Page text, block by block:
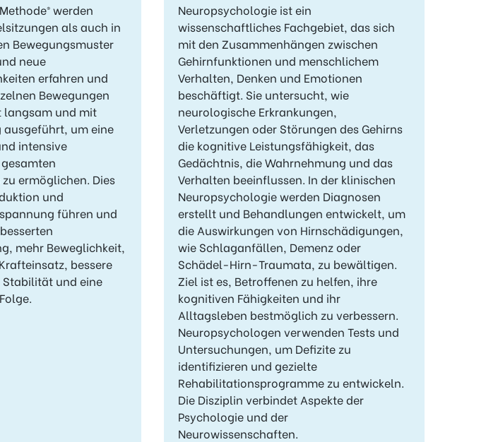
werden
als auch in
Bewegungsmuster
neue
erfahren und
Bewegungen
langsam und mit
um eine
intensive
ermöglichen. Dies
und
führen und
mehr Beweglichkeit,
bessere
und eine
Neuropsychologie ist ein
wissenschaftliches Fachgebiet, das sich
mit den Zusammenhängen zwischen
Gehirnfunktionen und menschlichem
Verhalten, Denken und Emotionen
beschäftigt. Sie untersucht, wie
neurologische Erkrankungen,
Verletzungen oder Störungen des Gehirns
die kognitive Leistungsfähigkeit, das
Gedächtnis, die Wahrnehmung und das
Verhalten beeinflussen. In der klinischen
Neuropsychologie werden Diagnosen
erstellt und Behandlungen entwickelt, um
die Auswirkungen von Hirnschädigungen,
wie Schlaganfällen, Demenz oder
Schädel-Hirn-Traumata, zu bewältigen.
Ziel ist es, Betroffenen zu helfen, ihre
kognitiven Fähigkeiten und ihr
Alltagsleben bestmöglich zu verbessern.
Neuropsychologen verwenden Tests und
Untersuchungen, um Defizite zu
identifizieren und gezielte
Rehabilitationsprogramme zu entwickeln.
Die Disziplin verbindet Aspekte der
Psychologie und der
Neurowissenschaften.